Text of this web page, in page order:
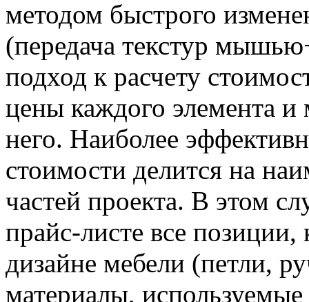
методом быстрого
(передача текстур
подход к расчету
цены каждого элемента и
него. Наиболее
стоимости делится на
частей проекта. В этом
прайс-листе все позиции,
дизайне мебели (петли,
материалы,